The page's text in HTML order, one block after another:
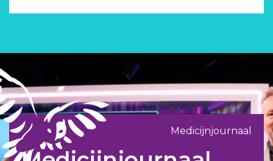
Medicijnjournaal